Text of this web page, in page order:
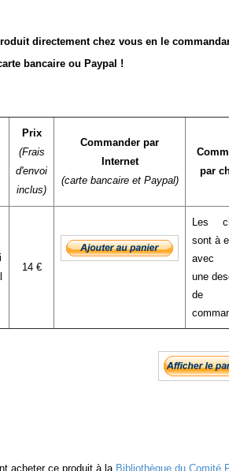
directement chez vous en le
bancaire ou Paypal !
Prix
(Frais
d'envoi
inclus)
Commander par
Internet
(carte bancaire et Paypal)
par
14 €
Les
sont à
avec
une
acheter ce produit à la Bibliothèque du Comité